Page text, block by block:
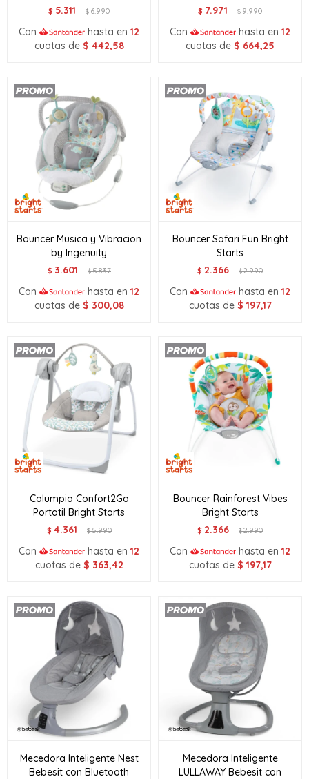
$ 5.311 $6.990
Con hasta en 12
cuotas de $ 442,58
$ 7.971 $9.990
Con hasta en 12
cuotas de $ 664,25
Bouncer Musica y Vibracion
by Ingenuity
$ 3.601 $5.837
Con hasta en 12
cuotas de $ 300,08
Bouncer Safari Fun Bright
Starts
$ 2.366 $2.990
Con hasta en 12
cuotas de $ 197,17
Columpio Confort2Go
Portatil Bright Starts
$ 4.361 $5.990
Con hasta en 12
cuotas de $ 363,42
Bouncer Rainforest Vibes
Bright Starts
$ 2.366 $2.990
Con hasta en 12
cuotas de $ 197,17
Mecedora Inteligente Nest
Bebesit con Bluetooth
Mecedora Inteligente
LULLAWAY Bebesit con